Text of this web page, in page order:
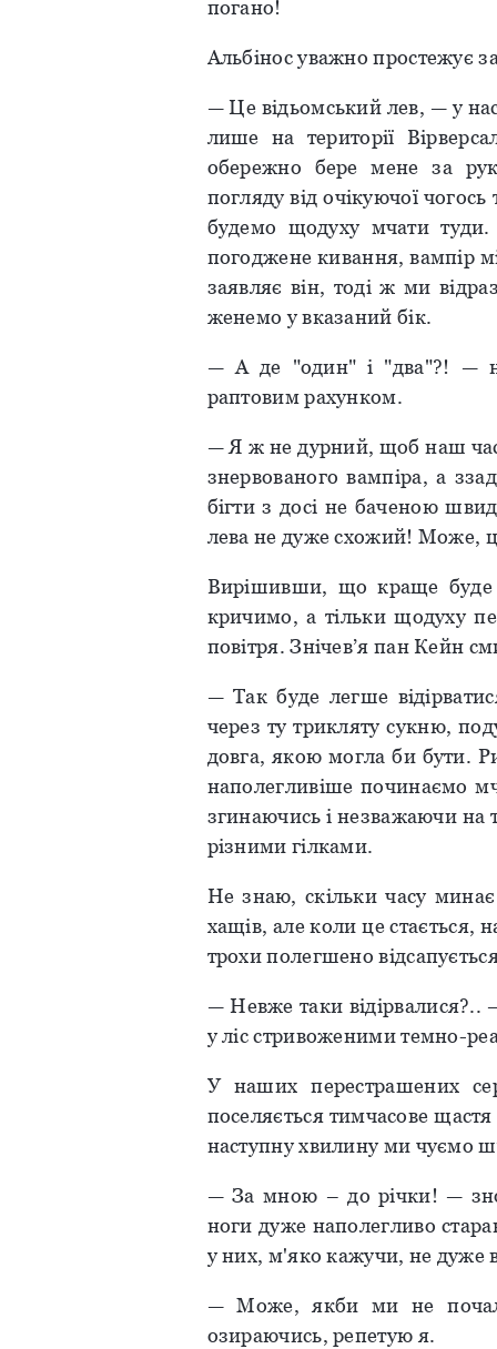
погано!
Альбінос уважно простежує
— Це відьомський лев, — у
лише на території
обережно бере мене за
погляду від очікуючої
будемо щодуху мчати
погоджене кивання, вампір
заявляє він, тоді ж ми
женемо у вказаний бік.
— А де "один" і "два"?! —
раптовим рахунком.
— Я ж не дурний, щоб наш
знервованого вампіра, а
бігти з досі не баченою
лева не дуже схожий! Може,
Вирішивши, що краще буде
кричимо, а тільки щодуху
повітря. Знічев’я пан Кейн
— Так буде легше
через ту трикляту сукню,
довга, якою могла би бути.
наполегливіше починаємо
згинаючись і незважаючи на
різними гілками.
Не знаю, скільки часу минає
хащів, але коли це стається,
трохи полегшено
— Невже таки
у ліс стривоженими темно-
У наших перестрашених
поселяється тимчасове
наступну хвилину ми чуємо
— За мною – до річки! —
ноги дуже наполегливо
у них, м'яко кажучи, не дуже
— Може, якби ми не
озираючись, репетую я.